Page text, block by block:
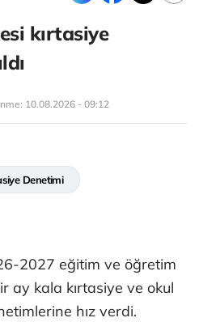
kırtasiye
10.08.2026 - 09:12
Denetimi
2027 eğitim ve öğretim
ay kala kırtasiye ve okul
hız verdi.